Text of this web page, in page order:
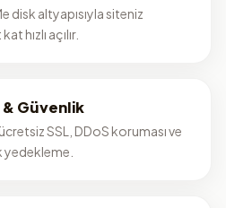
disk altyapısıyla siteniz
hızlı açılır.
Güvenlik
SSL, DDoS koruması ve